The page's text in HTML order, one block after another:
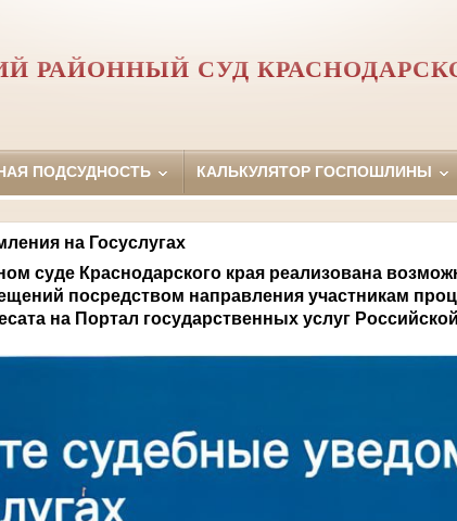
РАЙОННЫЙ СУД
ПОДСУДНОСТЬ КАЛЬКУЛЯТОР ГОСПОШЛИНЫ
на Госуслугах
суде Краснодарского края реализована
посредством направления участникам
на Портал государственных услуг